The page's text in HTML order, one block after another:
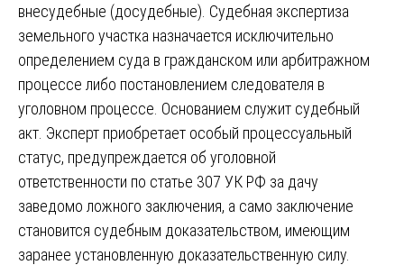
внесудебные (досудебные). Судебная экспертиза
земельного участка назначается исключительно
определением суда в гражданском или арбитражном
процессе либо постановлением следователя в
уголовном процессе. Основанием служит судебный
акт. Эксперт приобретает особый процессуальный
статус, предупреждается об уголовной
ответственности по статье 307 УК РФ за дачу
заведомо ложного заключения, а само заключение
становится судебным доказательством, имеющим
заранее установленную доказательственную силу.